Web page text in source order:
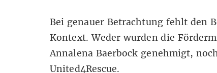
Bei genauer Betrachtung fehlt den
Kontext. Weder wurden die
Annalena Baerbock genehmigt,
United4Rescue.